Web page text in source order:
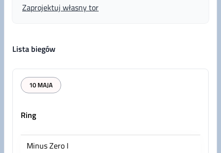
Zaprojektuj własny tor
Lista biegów
10 MAJA
Ring
Minus Zero I